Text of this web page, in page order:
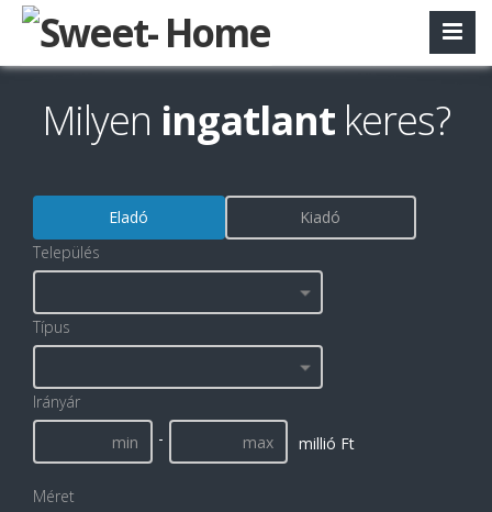
Milyen ingatlant keres?
Eladó
Kiadó
Település
Típus
Irányár
-
millió Ft
Méret